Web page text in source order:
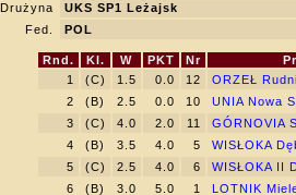
Drużyna
UKS SP1 Leżajsk
Fed.
POL
Rnd. Kl. W PKT Nr
1
(C) 1.5 0.0 12
ORZEŁ
2
(B) 2.5 0.0 10
UNIA Nowa
3
(C) 4.0 2.0 11
GÓRNOVIA
4
(B) 3.5 4.0 5
WISŁOKA
5
(C) 2.5 4.0 6
WISŁOKA II
6
(B) 3.0 5.0 1
LOTNIK